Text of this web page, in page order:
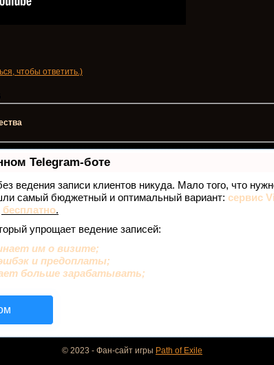
чтобы ответить.)
Telegram-боте
ведения записи клиентов никуда. Мало того, что
самый бюджетный и оптимальный вариант: сервис
.
упрощает ведение записей:
им о визите;
и предоплаты;
больше зарабатывать;
© 2023 - Фан-сайт игры Path of Exile